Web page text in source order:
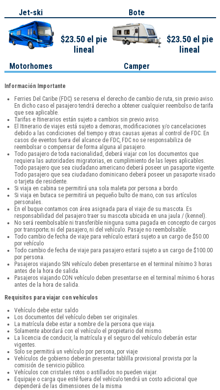
Jet-ski Bote
Motorhomes
$23.50 el pie
lineal
Camper
$23.50 el pie
lineal
Información Importante
Ferries Del Caribe (FDC) se reserva el derecho de cambio de ruta, sin previo aviso.
En dicho caso el pasajero tendrá derecho a obtener cualquier reembolso de tarifa
que sea aplicable.
Tarifas e Itinerarios están sujeto a cambios sin previo aviso.
El Itinerario de viajes está sujeto a demoras, modificaciones y/o cancelaciones
debido a las condiciones del tiempo y otras causas ajenas al control de FDC. En
casos de eventos fuera del alcance de FDC, FDC no se responsabiliza de
reembolsar o compensar de forma alguna al pasajero.
Todo pasajero de toda nacionalidad, deberá viajar con los documentos que
requiera las autoridades migratorias, en cumplimiento de las leyes aplicables.
Todo pasajero que sea ciudadano americano deberá poseer un pasaporte vigente.
Todo pasajero que sea ciudadano dominicano deberá poseer un pasaporte visado
o tarjeta de residente.
Si viaja en cabina se permitirá una sola maleta por persona a bordo.
Si viaja en butaca se permitirá un pequeño bulto de mano, con sus artículos
personales.
En el buque contamos con área asignada para el viaje de su mascota. Es
responsabilidad del pasajero traer su mascota ubicada en una jaula / (kennel).
No será reembolsable ni transferible ninguna suma pagada en concepto de cargos
por transporte; ni del pasajero, ni del vehículo. Pasaje no reembolsable.
Todo cambio de fecha de viaje para vehículo estará sujeto a un cargo de $50.00
por vehículo
Todo cambio de fecha de viaje para pasajero estará sujeto a un cargo de $100.00
por persona.
Pasajeros viajando SIN vehículo deben presentarse en el terminal mínimo 3 horas
antes de la hora de salida.
Pasajeros viajando CON vehículo deben presentarse en el terminal mínimo 6 horas
antes de la hora de salida.
Requisitos para viajar con vehículos
Vehículo debe estar saldo
Los documentos del vehículo deben ser originales.
La matrícula debe estar a nombre de la persona que viaja.
Solamente abordará con el vehículo el propietario del mismo.
La licencia de conducir, la matrícula y el seguro del vehículo deberán estar
vigentes.
Solo se permitirá un vehículo por persona, por viaje
Vehículos de gobierno deberán presentar tablilla provisional provista por la
comisión de servicio público.
Vehículos con cristales rotos o astillados no pueden viajar.
Equipaje o carga que esté fuera del vehículo tendrá un costo adicional que
dependerá de las dimensiones de la misma